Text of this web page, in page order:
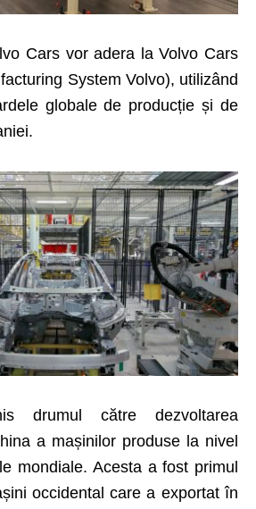
Cars vor adera la Volvo Cars
System Volvo), utilizând
globale de producție și de
drumul către dezvoltarea
a mașinilor produse la nivel
mondiale. Acesta a fost primul
occidental care a exportat în